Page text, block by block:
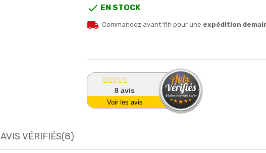
 EN STOCK
local_shipping Commandez avant 11h pour une expédition
8 avis
Voir les avis
AVIS VÉRIFIÉS(8)